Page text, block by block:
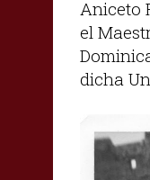
Aniceto
el
dicha